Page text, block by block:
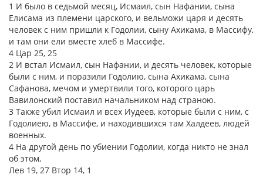
1 И было в седьмой месяц, Исмаил, сын Нафании, сына
Елисама из племени царского, и вельможи царя и десять
человек с ним пришли к Годолии, сыну Ахикама, в Массифу,
и там они ели вместе хлеб в Массифе.
4 Цар 25, 25
2 И встал Исмаил, сын Нафании, и десять человек, которые
были с ним, и поразили Годолию, сына Ахикама, сына
Сафанова, мечом и умертвили того, которого царь
Вавилонский поставил начальником над страною.
3 Также убил Исмаил и всех Иудеев, которые были с ним, с
Годолиею, в Массифе, и находившихся там Халдеев, людей
военных.
4 На другой день по убиении Годолии, когда никто не знал
об этом,
Лев 19, 27 Втор 14, 1